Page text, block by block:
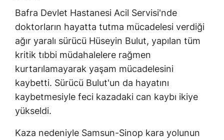
Bafra Devlet Hastanesi Acil Servisi'nde
doktorların hayatta tutma mücadelesi verdiği
ağır yaralı sürücü Hüseyin Bulut, yapılan tüm
kritik tıbbi müdahalelere rağmen
kurtarılamayarak yaşam mücadelesini
kaybetti. Sürücü Bulut'un da hayatını
kaybetmesiyle feci kazadaki can kaybı ikiye
yükseldi.
Kaza nedeniyle Samsun-Sinop kara yolunun